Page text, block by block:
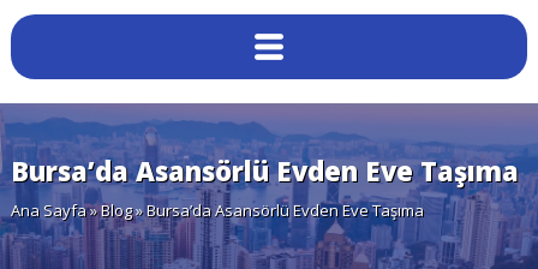
Bursa’da Asansörlü Evden Eve Taşıma
Ana Sayfa»Blog» Bursa’da Asansörlü Evden Eve Taşıma